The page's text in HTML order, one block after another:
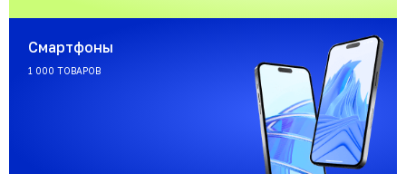
Смартфоны
1 000 ТОВАРОВ